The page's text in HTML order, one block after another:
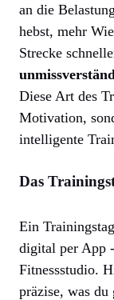
an die
hebst, mehr
Strecke
Diese Art des
Motivation,
intelligente
Das
Ein
digital per App
Fitnessstudio.
präzise, was du